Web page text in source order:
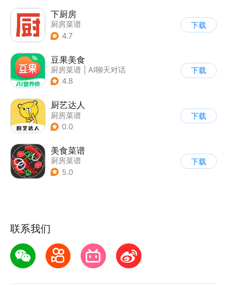
下厨房
厨房菜谱
4.7
下载
豆果美食
厨房菜谱
AI聊天对话
4.8
下载
厨艺达人
厨房菜谱
0.0
下载
美食菜谱
厨房菜谱
5.0
下载
联系我们